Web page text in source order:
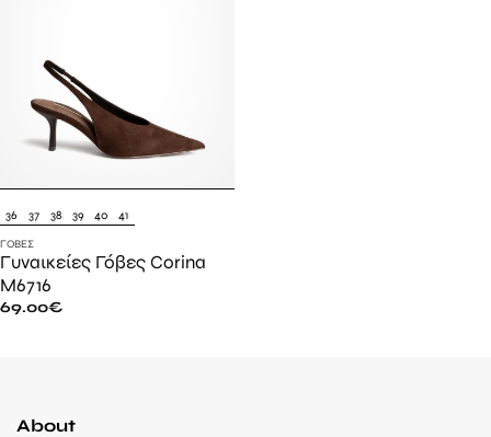
36 37 38 39 40 41
ΓΌΒΕΣ
Γυναικείες Γόβες Corina
M6716
69.00€
About